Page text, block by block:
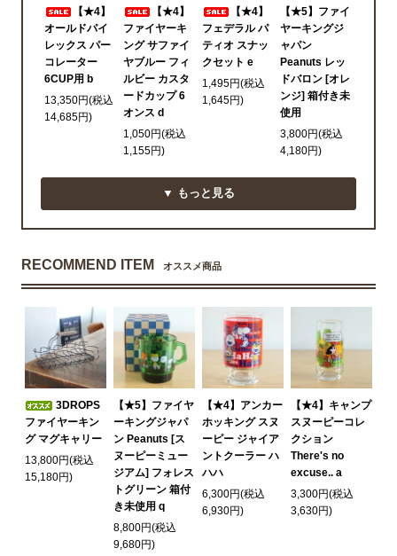
【★4】
オールドパイ
レックス パー
コレーター
6CUP用 b
13,350円(税込
14,685円)
【★4】
ファイヤーキ
ング サファイ
ヤブルー フィ
ルビー カスタ
ードカップ 6
オンス d
1,050円(税込
1,155円)
【★4】
フェデラル パ
ティオ スナッ
クセット e
1,495円(税込
1,645円)
【★5】ファイ
ヤーキングジ
ャパン
Peanuts レッ
ドバロン [オレ
ンジ] 箱付き未
使用
3,800円(税込
4,180円)
▼ もっと見る
RECOMMEND ITEM オススメ商品
3DROPS
ファイヤーキン
グ マグキャリー
13,800円(税込
15,180円)
【★5】ファイヤ
ーキングジャパ
ン Peanuts [ス
ヌーピーミュー
ジアム] フォレス
トグリーン 箱付
き未使用 q
8,800円(税込
9,680円)
【★4】アンカー
ホッキング スヌ
ーピー ジャイア
ントクーラー ハ
ハハ
6,300円(税込
6,930円)
【★4】キャンプ
スヌーピーコレ
クション
There's no
excuse.. a
3,300円(税込
3,630円)